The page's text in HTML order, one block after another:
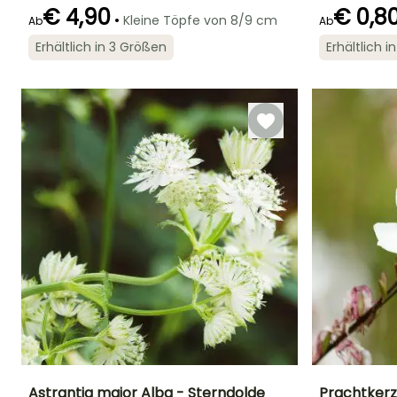
Blütezeit
August für
Oktober
Zeitraum für die
Pflanzung
Februar für Mai,
August für
Bis zu -23,5°C
Ab€ 4,90 • Kleine Töpfe von 8/9 cm
Erhältlich in 3 Größen
Blütezeit
Juni für
September
Ab€
Erhältlich